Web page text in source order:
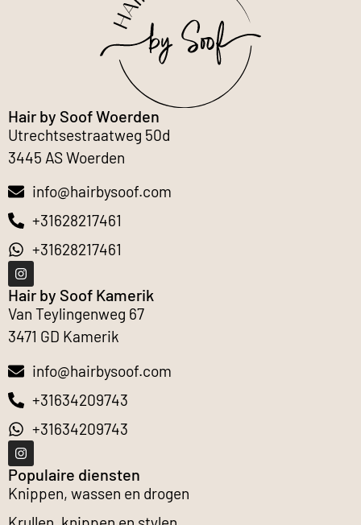
Hair by Soof Woerden
Utrechtsestraatweg 50d
3445 AS Woerden
info@hairbysoof.com
+31628217461
+31628217461
Hair by Soof Kamerik
Van Teylingenweg 67
3471 GD Kamerik
info@hairbysoof.com
+31634209743
+31634209743
Populaire diensten
Knippen, wassen en drogen